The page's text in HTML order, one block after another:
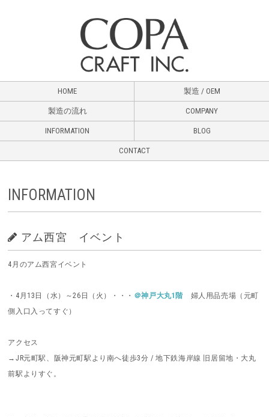
HOME 製造 / OEM
製造の流れ COMPANY
INFORMATION BLOG
CONTACT
INFORMATION
アム西宮 イベント
4月のアム西宮イベント
・4月13日（水）～26日（火）・・・ ＠神戸大丸1階 婦人用品売場（元町
側入口入ってすぐ）
アクセス
→JR元町駅、阪神元町駅より南へ徒歩3分 / 地下鉄海岸線 旧居留地・大丸
前駅よりすぐ。